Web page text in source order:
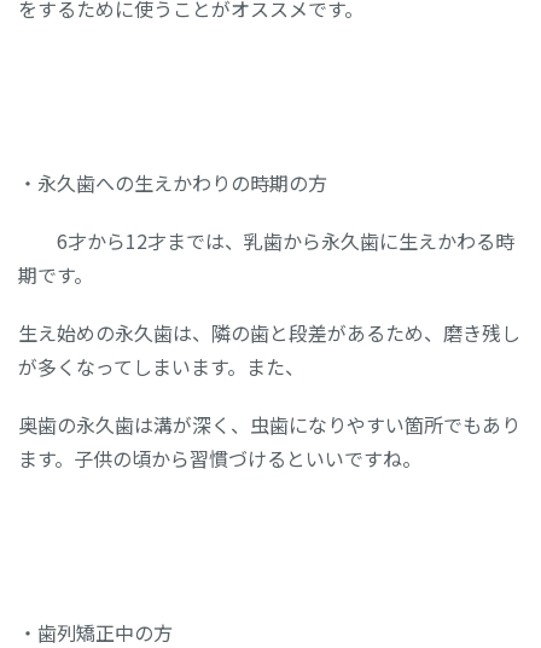
をするために使うことがオススメです。
・永久歯への生えかわりの時期の方
6才から12才までは、乳歯から永久歯に生えかわる時
期です。
生え始めの永久歯は、隣の歯と段差があるため、磨き残し
が多くなってしまいます。また、
奥歯の永久歯は溝が深く、虫歯になりやすい箇所でもあり
ます。子供の頃から習慣づけるといいですね。
・歯列矯正中の方